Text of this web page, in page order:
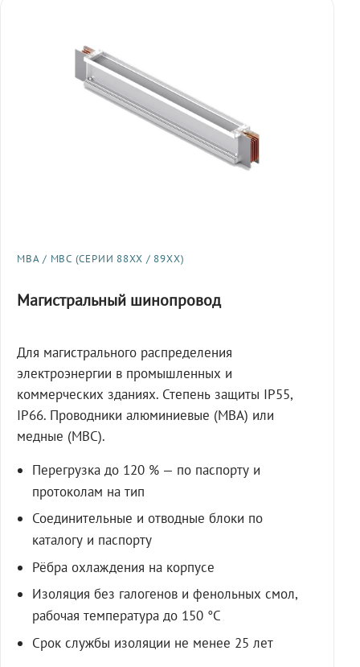
МВА / МВС (СЕРИИ 88XX / 89XX)
Магистральный шинопровод
Для магистрального распределения
электроэнергии в промышленных и
коммерческих зданиях. Степень защиты IP55,
IP66. Проводники алюминиевые (МВА) или
медные (МВС).
Перегрузка до 120 % — по паспорту и
протоколам на тип
Соединительные и отводные блоки по
каталогу и паспорту
Рёбра охлаждения на корпусе
Изоляция без галогенов и фенольных смол,
рабочая температура до 150 °C
Срок службы изоляции не менее 25 лет